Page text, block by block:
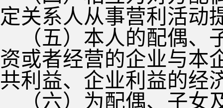
定关系人从事营利活动
（五）本人的配偶
资或者经营的企业与本
共利益、企业利益的经
（六）为配偶、子